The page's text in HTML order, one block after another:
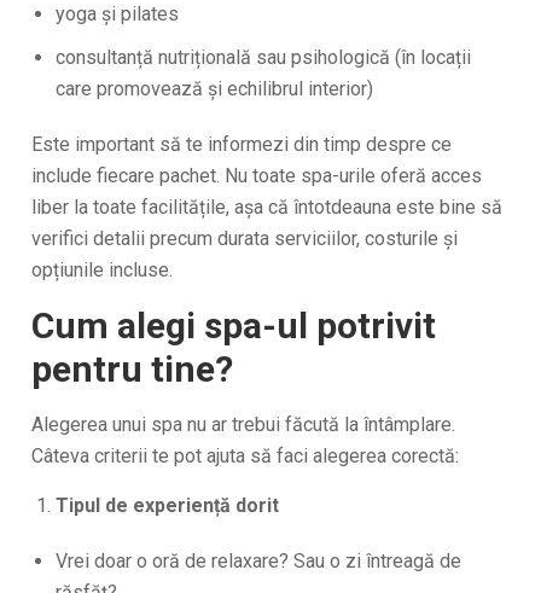
yoga și pilates
consultanță nutrițională sau psihologică (în locații
care promovează și echilibrul interior)
Este important să te informezi din timp despre ce
include fiecare pachet. Nu toate spa-urile oferă acces
liber la toate facilitățile, așa că întotdeauna este bine să
verifici detalii precum durata serviciilor, costurile și
opțiunile incluse.
Cum alegi spa-ul potrivit
pentru tine?
Alegerea unui spa nu ar trebui făcută la întâmplare.
Câteva criterii te pot ajuta să faci alegerea corectă:
Tipul de experiență dorit
Vrei doar o oră de relaxare? Sau o zi întreagă de